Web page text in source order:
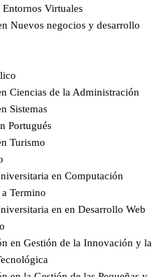
Entornos Virtuales
Nuevos negocios y desarrollo
Ciencias de la Administración
Sistemas
Portugués
Turismo
en Computación
Termino
en en Desarrollo Web
en Gestión de la Innovación y la